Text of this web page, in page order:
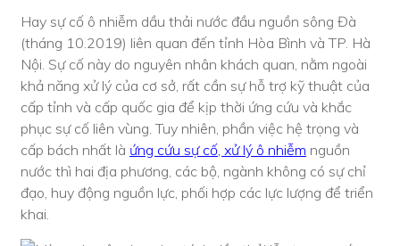
Hay sự cố ô nhiễm dầu thải nước đầu nguồn sông Đà
(tháng 10.2019) liên quan đến tỉnh Hòa Bình và TP. Hà
Nội. Sự cố này do nguyên nhân khách quan, nằm ngoài
khả năng xử lý của cơ sở, rất cần sự hỗ trợ kỹ thuật của
cấp tỉnh và cấp quốc gia để kịp thời ứng cứu và khắc
phục sự cố liên vùng. Tuy nhiên, phần việc hệ trọng và
cấp bách nhất là ứng cứu sự cố, xử lý ô nhiễm nguồn
nước thì hai địa phương, các bộ, ngành không có sự chỉ
đạo, huy động nguồn lực, phối hợp các lực lượng để triển
khai.